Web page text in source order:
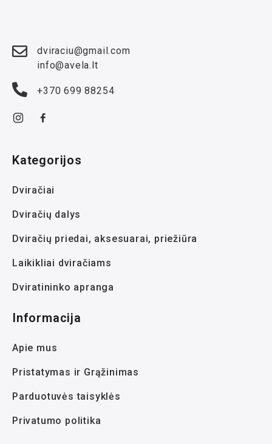
dviraciu@gmail.com
info@avela.lt
+370 699 88254
Kategorijos
Dviračiai
Dviračių dalys
Dviračių priedai, aksesuarai, priežiūra
Laikikliai dviračiams
Dviratininko apranga
Informacija
Apie mus
Pristatymas ir Grąžinimas
Parduotuvės taisyklės
Privatumo politika